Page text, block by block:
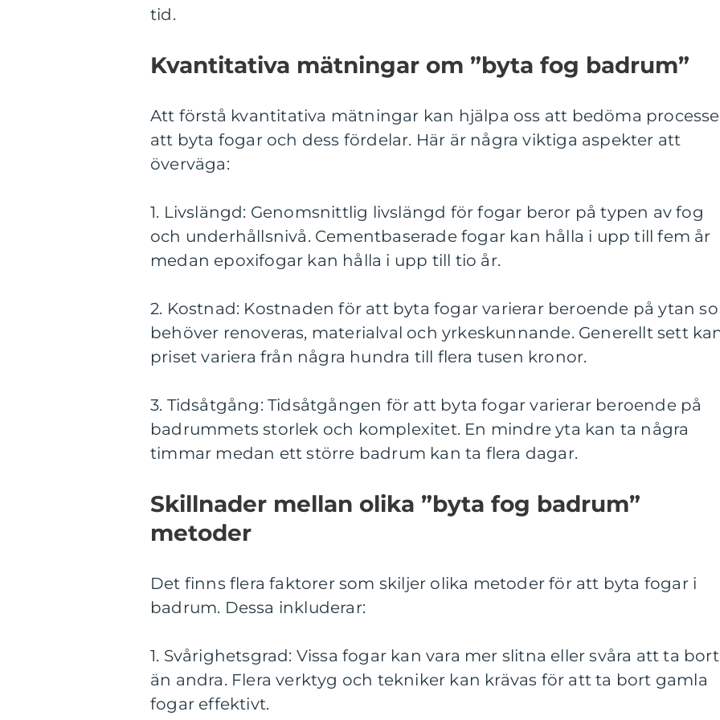
tid.
Kvantitativa mätningar om ”byta fog badrum”
Att förstå kvantitativa mätningar kan hjälpa oss att bedöma
att byta fogar och dess fördelar. Här är några viktiga aspekter att
överväga:
1. Livslängd: Genomsnittlig livslängd för fogar beror på typen av fog
och underhållsnivå. Cementbaserade fogar kan hålla i upp till fem år
medan epoxifogar kan hålla i upp till tio år.
2. Kostnad: Kostnaden för att byta fogar varierar beroende på ytan
behöver renoveras, materialval och yrkeskunnande. Generellt sett
priset variera från några hundra till flera tusen kronor.
3. Tidsåtgång: Tidsåtgången för att byta fogar varierar beroende på
badrummets storlek och komplexitet. En mindre yta kan ta några
timmar medan ett större badrum kan ta flera dagar.
Skillnader mellan olika ”byta fog badrum”
metoder
Det finns flera faktorer som skiljer olika metoder för att byta fogar i
badrum. Dessa inkluderar:
1. Svårighetsgrad: Vissa fogar kan vara mer slitna eller svåra att ta bort
än andra. Flera verktyg och tekniker kan krävas för att ta bort gamla
fogar effektivt.